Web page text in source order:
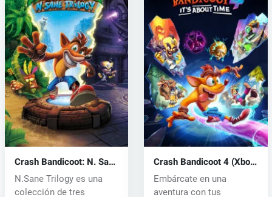
Crash Bandicoot: N. Sane
Trilogy (PC) CD key
N.Sane Trilogy es una
colección de tres
Crash Bandicoot 4 (Xbox
One) key
Embárcate en una
aventura con tus